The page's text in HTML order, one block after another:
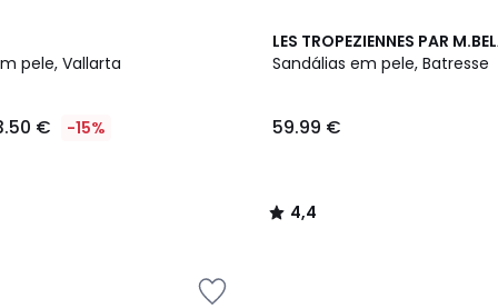
pele, Vallarta
€ -15%
LES TROPEZIENNES PAR
Sandálias em pele, Batresse
59.99 €
4,4
/ 5
4,4
/